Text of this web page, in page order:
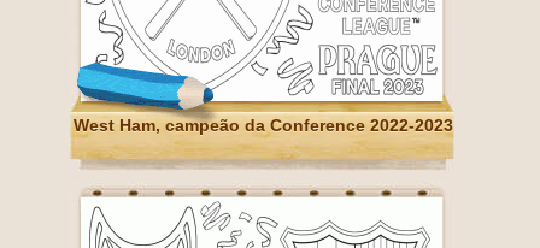
West Ham, campeão da Conference 2022-2023